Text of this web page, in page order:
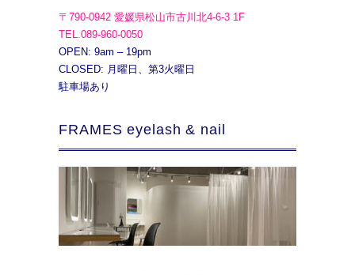
〒790-0942 愛媛県松山市古川北4-6-3 1F
TEL.089-960-0050
OPEN: 9am – 19pm
CLOSED: 月曜日、第3火曜日
駐車場あり
FRAMES eyelash & nail